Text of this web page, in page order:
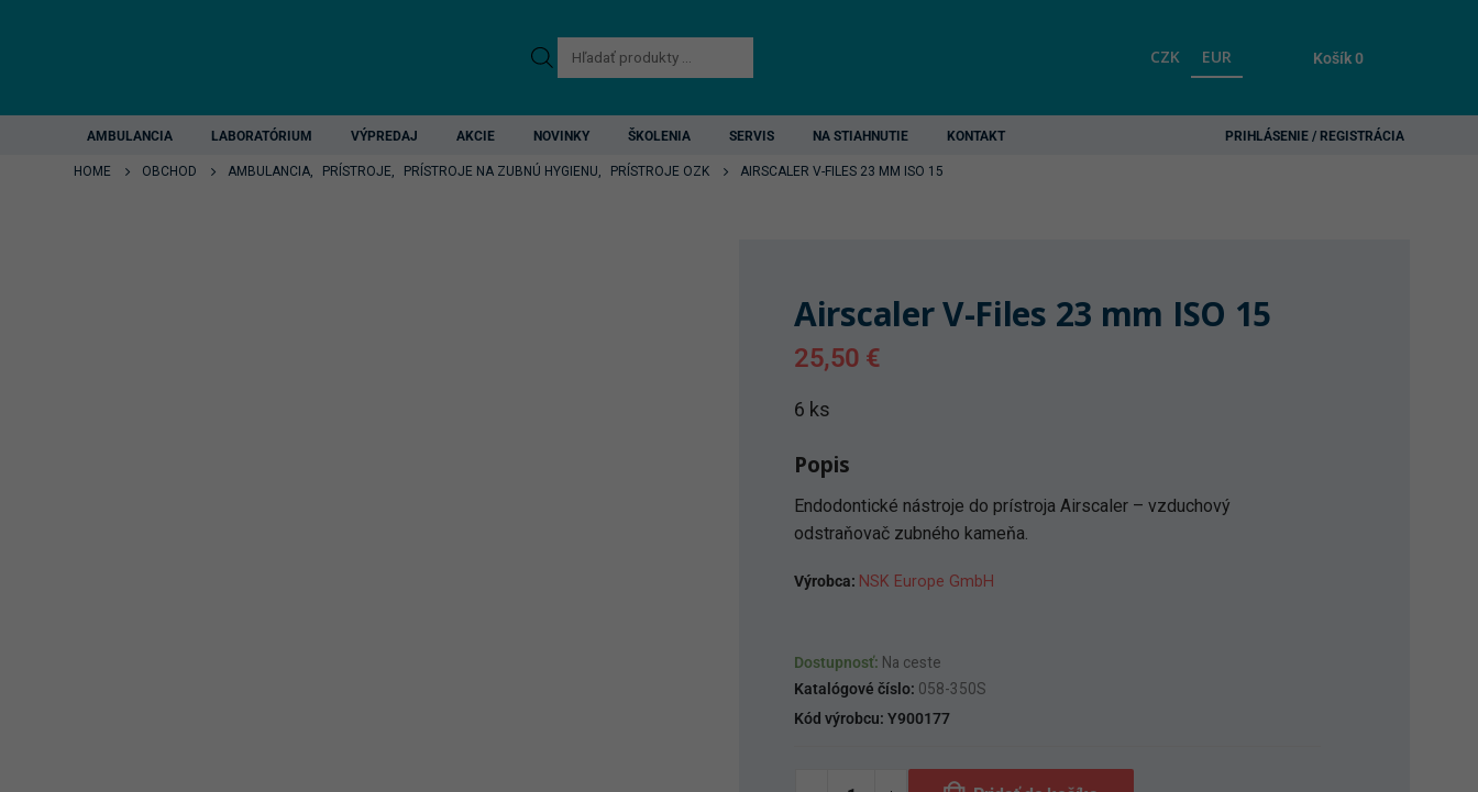
Products
search
CZK EUR Košík0
AMBULANCIA LABORATÓRIUM VÝPREDAJ AKCIE NOVINKY ŠKOLENIA SERVIS NA STIAHNUTIE KONTAKT PRIHLÁSENIE / REGISTRÁCIA
HOME OBCHOD AMBULANCIA, PRÍSTROJE, PRÍSTROJE NA ZUBNÚ HYGIENU, PRÍSTROJE OZK AIRSCALER V-FILES 23 MM ISO 15
Airscaler V-Files 23 mm ISO 15
25,50 €
6 ks
Popis
Endodontické nástroje do prístroja Airscaler – vzduchový
odstraňovač zubného kameňa.
Výrobca: NSK Europe GmbH
Dostupnosť: Na ceste
Katalógové číslo: 058-350S
Kód výrobcu: Y900177